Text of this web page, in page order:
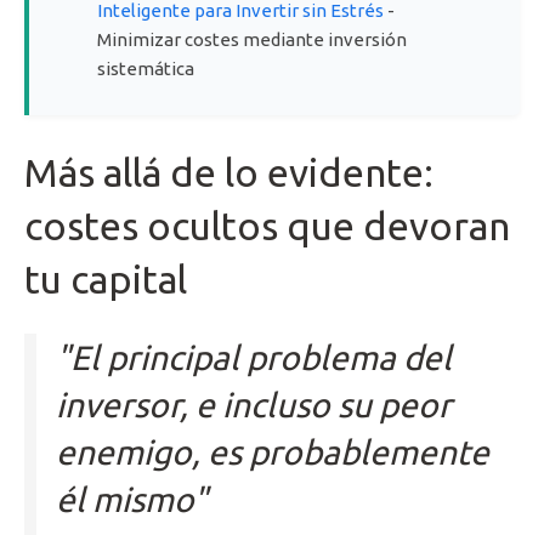
Inteligente para Invertir sin Estrés -
Minimizar costes mediante inversión
sistemática
Más allá de lo evidente:
costes ocultos que devoran
tu capital
"El principal problema del
inversor, e incluso su peor
enemigo, es probablemente
él mismo"